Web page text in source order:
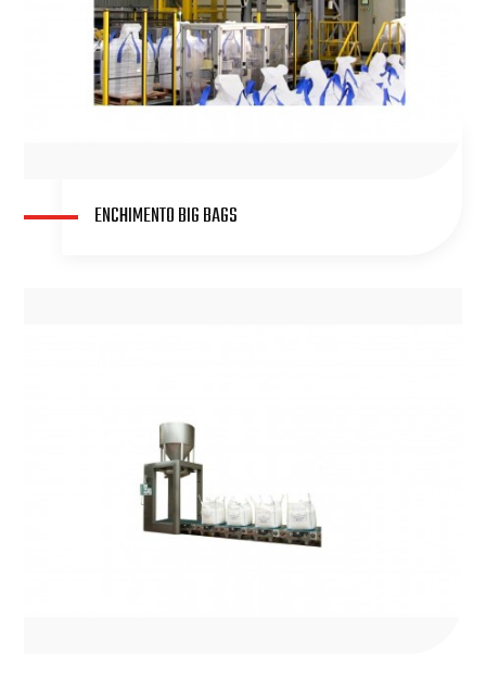
ENCHIMENTO BIG BAGS